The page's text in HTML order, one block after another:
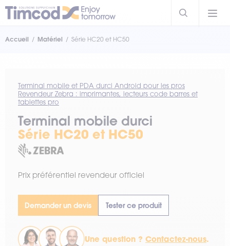
Accueil Matériel Série HC20 et HC50
Terminal mobile et PDA durci Android pour les pros
Revendeur Zebra : imprimantes, lecteurs code barres et
tablettes pro
Terminal mobile durci
Série HC20 et HC50
Prix préférentiel revendeur officiel
Demander un devis Tester ce produit
Une question ? Contactez-nous.